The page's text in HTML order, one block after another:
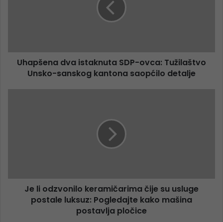
Uhapšena dva istaknuta SDP-ovca: Tužilaštvo
Unsko-sanskog kantona saopćilo detalje
Je li odzvonilo keramičarima čije su usluge
postale luksuz: Pogledajte kako mašina
postavlja pločice